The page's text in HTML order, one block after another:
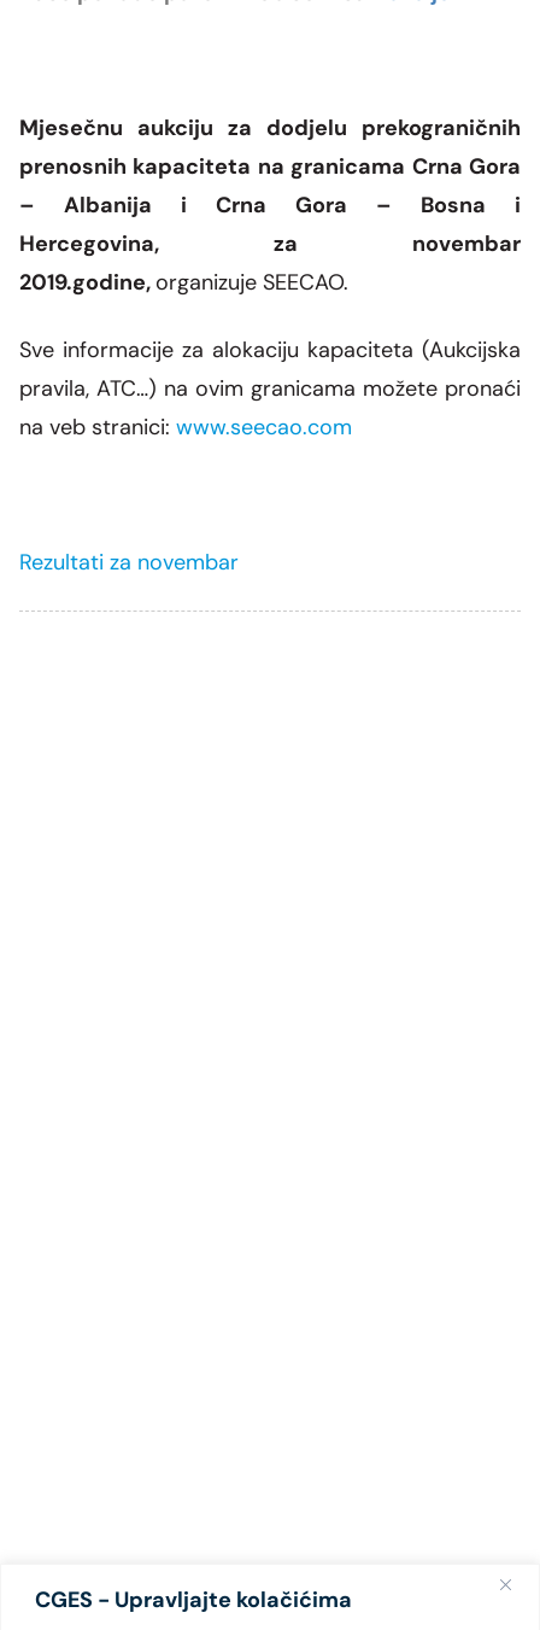
CGES - Upravljajte kolačićima
Mjesečnu aukciju za dodjelu prekograničnih
prenosnih kapaciteta na granicama Crna Gora
– Albanija i Crna Gora – Bosna i
Hercegovina, za novembar
2019.godine, organizuje SEECAO.
Sve informacije za alokaciju kapaciteta (Aukcijska
pravila, ATC…) na ovim granicama možete pronaći
na veb stranici: www.seecao.com
Rezultati za novembar